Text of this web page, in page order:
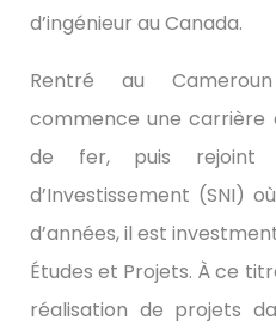
d’ingénieur au Canada.
Rentré au
commence une carrière
de fer, puis rejoint
d’Investissement (SNI)
d’années, il est
Études et Projets. À ce
réalisation de projets